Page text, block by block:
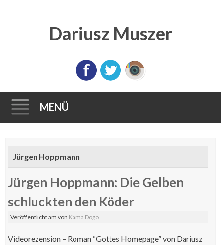
Dariusz Muszer
MENÜ
Inhalt
Jürgen Hoppmann
Jürgen Hoppmann: Die Gelben
schluckten den Köder
Veröffentlicht amvon Kama Dogo
Videorezension – Roman “Gottes Homepage” von Dariusz